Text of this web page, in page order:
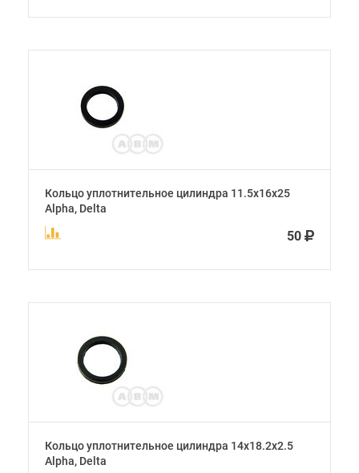
Кольцо уплотнительное цилиндра 11.5х16х25
Alpha, Delta
50
Кольцо уплотнительное цилиндра 14х18.2х2.5
Alpha, Delta